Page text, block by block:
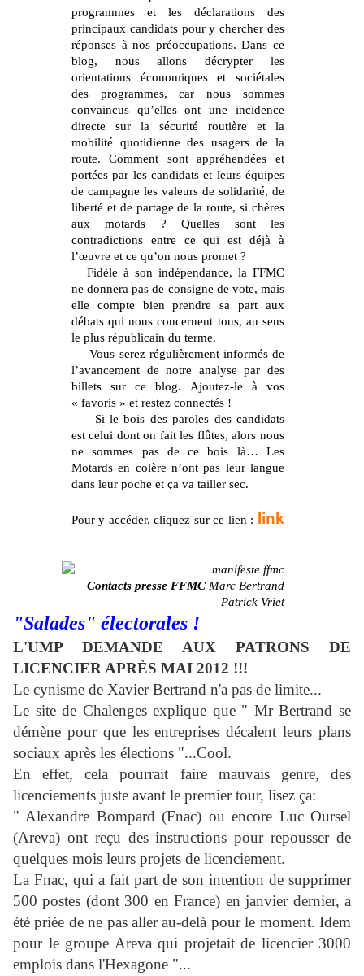
programmes et les déclarations des
principaux candidats pour y chercher des
réponses à nos préoccupations. Dans ce
blog, nous allons décrypter les
orientations économiques et sociétales
des programmes, car nous sommes
convaincus qu’elles ont une incidence
directe sur la sécurité routière et la
mobilité quotidienne des usagers de la
route. Comment sont appréhendées et
portées par les candidats et leurs équipes
de campagne les valeurs de solidarité, de
liberté et de partage de la route, si chères
aux motards ? Quelles sont les
contradictions entre ce qui est déjà à
l’œuvre et ce qu’on nous promet ?
Fidèle à son indépendance, la FFMC
ne donnera pas de consigne de vote, mais
elle compte bien prendre sa part aux
débats qui nous concernent tous, au sens
le plus républicain du terme.
Vous serez régulièrement informés de
l’avancement de notre analyse par des
billets sur ce blog. Ajoutez-le à vos
« favoris » et restez connectés !
Si le bois des paroles des candidats
est celui dont on fait les flûtes, alors nous
ne sommes pas de ce bois là… Les
Motards en colère n’ont pas leur langue
dans leur poche et ça va tailler sec.
Pour y accéder, cliquez sur ce lien : link
Contacts presse FFMC Marc Bertrand
Patrick Vriet
"Salades" électorales !
L'UMP DEMANDE AUX PATRONS DE
LICENCIER APRÈS MAI 2012 !!!
Le cynisme de Xavier Bertrand n'a pas de limite...
Le site de Chalenges explique que " Mr Bertrand se
démène pour que les entreprises décalent leurs plans
sociaux après les élections "...Cool.
En effet, cela pourrait faire mauvais genre, des
licenciements juste avant le premier tour, lisez ça:
" Alexandre Bompard (Fnac) ou encore Luc Oursel
(Areva) ont reçu des instructions pour repousser de
quelques mois leurs projets de licenciement.
La Fnac, qui a fait part de son intention de supprimer
500 postes (dont 300 en France) en janvier dernier, a
été priée de ne pas aller au-delà pour le moment. Idem
pour le groupe Areva qui projetait de licencier 3000
emplois dans l'Hexagone "...